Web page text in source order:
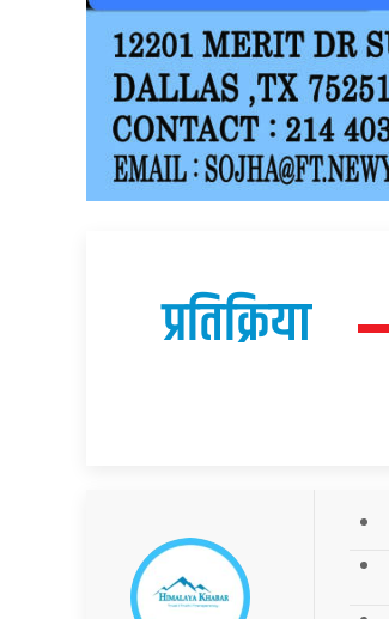
प्रतिक्रिया